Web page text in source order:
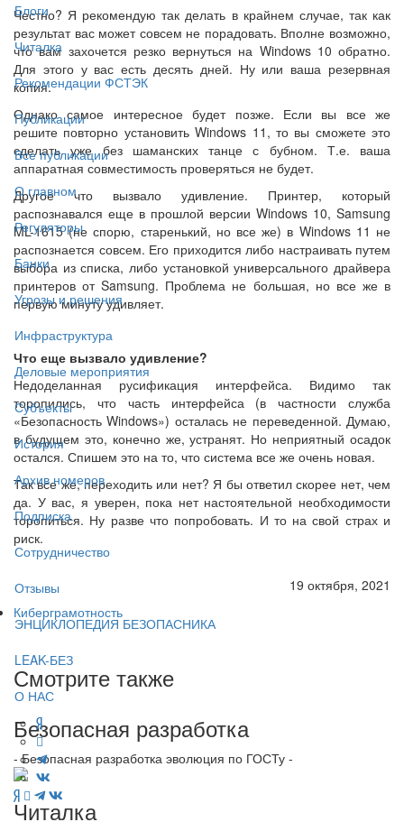
Блоги
Читалка
Рекомендации ФСТЭК
Публикации
Все публикации
О главном
Регуляторы
Банки
Угрозы и решения
Инфраструктура
Деловые мероприятия
Субъекты
История
Архив номеров
Подписка
Сотрудничество
Отзывы
ЭНЦИКЛОПЕДИЯ БЕЗОПАСНИКА
LEAK-БЕЗ
О НАС
Честно? Я рекомендую так делать в крайнем случае, так как
результат вас может совсем не порадовать. Вполне возможно,
что вам захочется резко вернуться на Windows 10 обратно.
Для этого у вас есть десять дней. Ну или ваша резервная
копия.
Однако самое интересное будет позже. Если вы все же
решите повторно установить Windows 11, то вы сможете это
сделать уже без шаманских танце с бубном. Т.е. ваша
аппаратная совместимость проверяться не будет.
Другое что вызвало удивление. Принтер, который
распознавался еще в прошлой версии Windows 10, Samsung
ML-1615 (не спорю, старенький, но все же) в Windows 11 не
распознается совсем. Его приходится либо настраивать путем
выбора из списка, либо установкой универсального драйвера
принтеров от Samsung. Проблема не большая, но все же в
первую минуту удивляет.
Что еще вызвало удивление?
Недоделанная русификация интерфейса. Видимо так
торопились, что часть интерфейса (в частности служба
«Безопасность Windows») осталась не переведенной. Думаю,
в будущем это, конечно же, устранят. Но неприятный осадок
остался. Спишем это на то, что система все же очень новая.
Так все же, переходить или нет? Я бы ответил скорее нет, чем
да. У вас, я уверен, пока нет настоятельной необходимости
торопиться. Ну разве что попробовать. И то на свой страх и
риск.
19 октября, 2021
Киберграмотность
Смотрите также
Безопасная разработка
- Безопасная разработка эволюция по ГОСТу -
Читалка